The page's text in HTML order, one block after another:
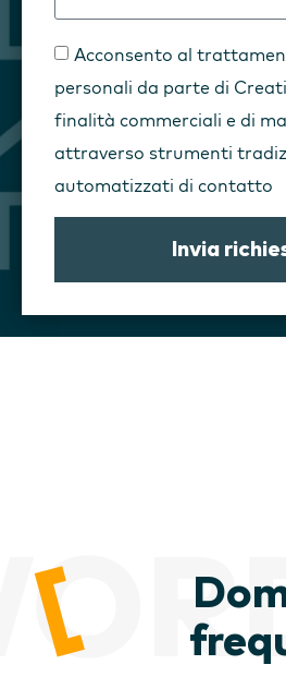
Acconsento al
personali da parte di
finalità commerciali e di
attraverso strumenti
automatizzati di contatto
Invia